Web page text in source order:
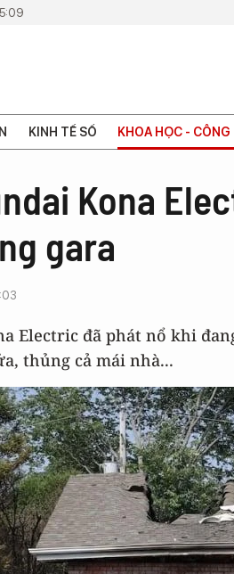
KINH TẾ SỐ KHOA HỌC - CÔNG
Kona
gara
Electric đã phát nổ khi
thủng cả mái nhà...